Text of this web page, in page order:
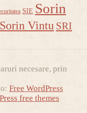
SIE Sorin
Sorin Vintu SRI
necesare, prin
Free WordPress
free themes